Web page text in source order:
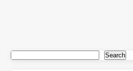
Search